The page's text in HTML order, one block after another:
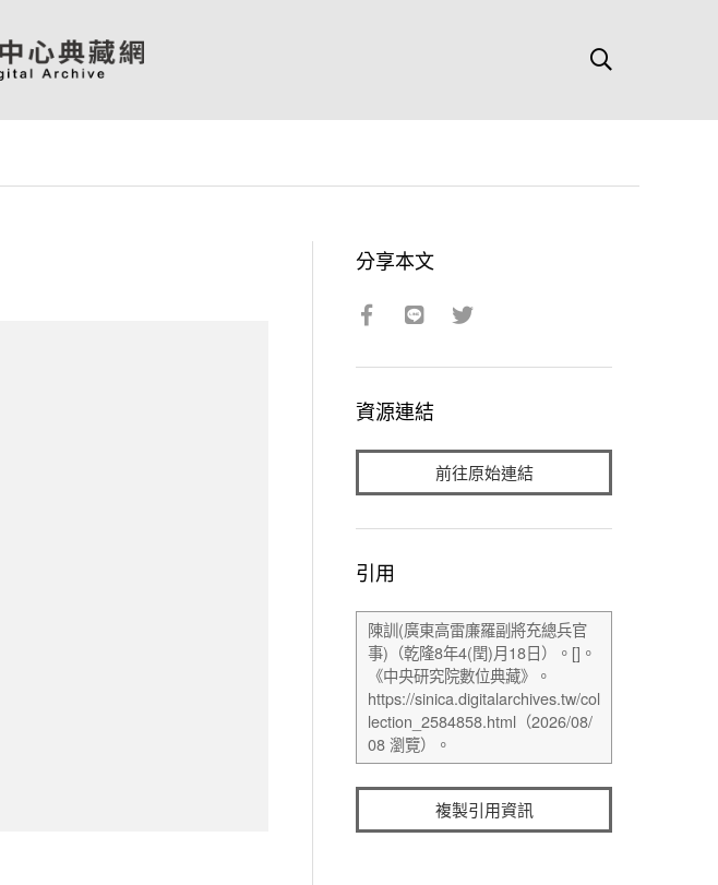
分享本文
資源連結
前往原始連結
引用
複製引用資訊